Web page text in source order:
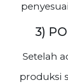
3)
Setelah
produksi